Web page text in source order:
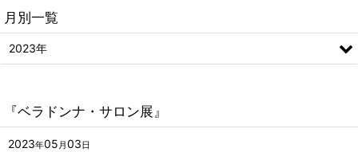
『ベラドンナ・サロン展』
2023年05 月 03 日
月別一覧
2023年